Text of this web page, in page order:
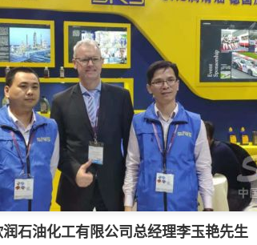
石油化工有限公司总经理李玉艳先生